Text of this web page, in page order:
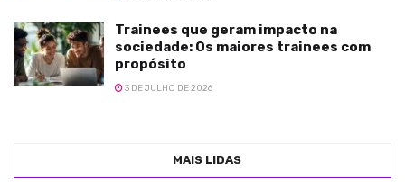
Trainees que geram impacto na
sociedade: Os maiores trainees com
propósito
3 DE JULHO DE 2026
MAIS LIDAS